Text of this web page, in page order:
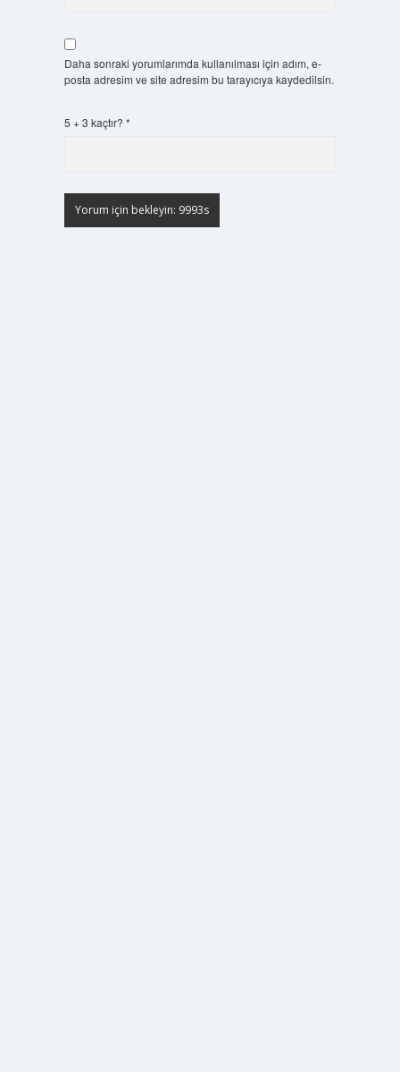
Daha sonraki yorumlarımda kullanılması için adım, e-
posta adresim ve site adresim bu tarayıcıya kaydedilsin.
5 + 3 kaçtır? *